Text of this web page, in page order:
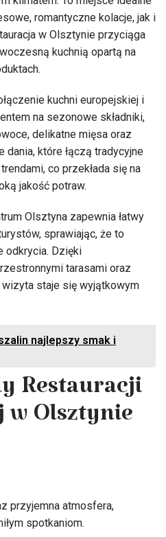
romantyczne kolacje, jak i
w Olsztynie przyciąga
kuchnią opartą na
kuchni europejskiej i
na sezonowe składniki,
delikatne mięsa oraz
dania, które łączą tradycyjne
co przekłada się na
jakość potraw.
Olsztyna zapewnia łatwy
sprawiając, że to
odkrycia. Dzięki
tarasami oraz
staje się wyjątkowym
najlepszy smak i
Restauracji
w Olsztynie
przyjemna atmosfera,
spotkaniom.